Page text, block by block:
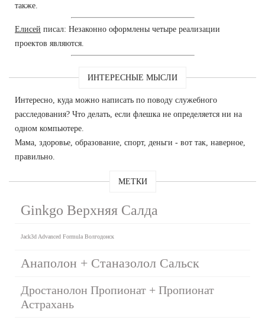
также.
Елисей писал: Незаконно оформлены четыре реализации
проектов являются.
ИНТЕРЕСНЫЕ МЫСЛИ
Интересно, куда можно написать по поводу служебного
расследования? Что делать, если флешка не определяется ни на
одном компьютере.
Мама, здоровье, образование, спорт, деньги - вот так, наверное,
правильно.
МЕТКИ
Ginkgo Верхняя Салда
Jack3d Advanced Formula Волгодонск
Анаполон + Станазолол Сальск
Дростанолон Пропионат + Пропионат
Астрахань